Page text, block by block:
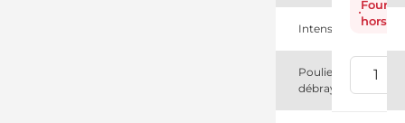
Intensité
Poulie
débrayable
hors